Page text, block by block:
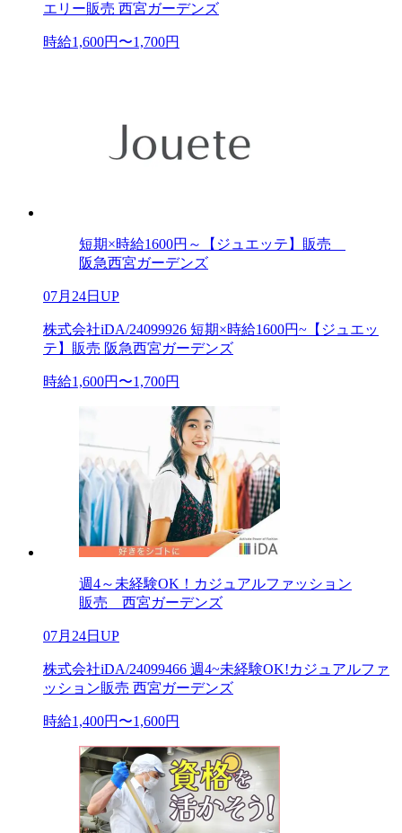
エリー販売 西宮ガーデンズ
時給1,600円〜1,700円
短期×時給1600円～【ジュエッテ】販売
阪急西宮ガーデンズ
07月24日UP
株式会社iDA/24099926 短期×時給1600円~【ジュエッ
テ】販売 阪急西宮ガーデンズ
時給1,600円〜1,700円
週4～未経験OK！カジュアルファッション
販売 西宮ガーデンズ
07月24日UP
株式会社iDA/24099466 週4~未経験OK!カジュアルファ
ッション販売 西宮ガーデンズ
時給1,400円〜1,600円